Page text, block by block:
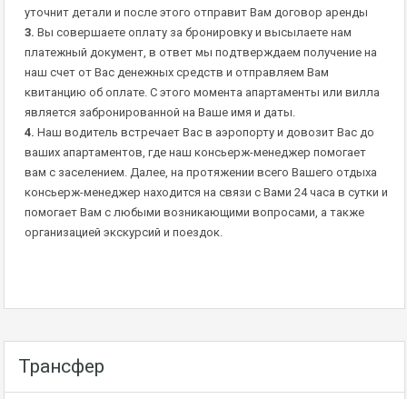
уточнит детали и после этого отправит Вам договор аренды
3. Вы совершаете оплату за бронировку и высылаете нам
платежный документ, в ответ мы подтверждаем получение на
наш счет от Вас денежных средств и отправляем Вам
квитанцию об оплате. С этого момента апартаменты или вилла
является забронированной на Ваше имя и даты.
4. Наш водитель встречает Вас в аэропорту и довозит Вас до
ваших апартаментов, где наш консьерж-менеджер помогает
вам с заселением. Далее, на протяжении всего Вашего отдыха
консьерж-менеджер находится на связи с Вами 24 часа в сутки и
помогает Вам с любыми возникающими вопросами, а также
организацией экскурсий и поездок.
Трансфер